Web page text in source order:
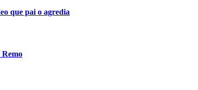
que pai o agredia
Remo